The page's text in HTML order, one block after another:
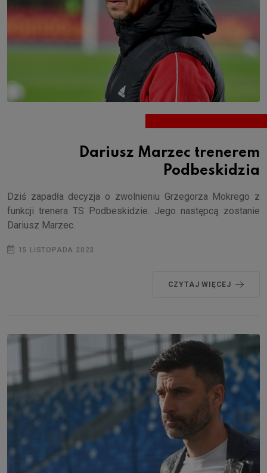
Dariusz Marzec trenerem
Podbeskidzia
Dziś zapadła decyzja o zwolnieniu Grzegorza Mokrego z
funkcji trenera TS Podbeskidzie. Jego następcą zostanie
Dariusz Marzec.
15 LISTOPADA 2023
CZYTAJ WIĘCEJ